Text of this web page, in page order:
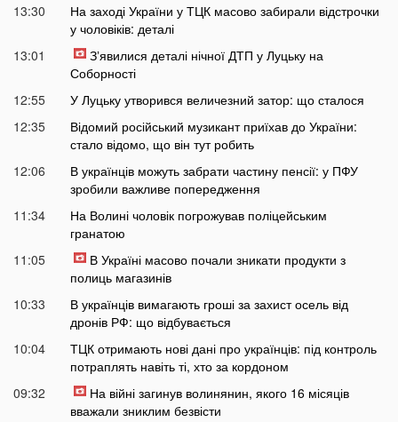
13:30
На заході України у ТЦК масово забирали відстрочки
у чоловіків: деталі
13:01
Зʼявилися деталі нічної ДТП у Луцьку на
Соборності
12:55
У Луцьку утворився величезний затор: що сталося
12:35
Відомий російський музикант приїхав до України:
стало відомо, що він тут робить
12:06
В українців можуть забрати частину пенсії: у ПФУ
зробили важливе попередження
11:34
На Волині чоловік погрожував поліцейським
гранатою
11:05
В Україні масово почали зникати продукти з
полиць магазинів
10:33
В українців вимагають гроші за захист осель від
дронів РФ: що відбувається
10:04
ТЦК отримають нові дані про українців: під контроль
потраплять навіть ті, хто за кордоном
09:32
На війні загинув волинянин, якого 16 місяців
вважали зниклим безвісти